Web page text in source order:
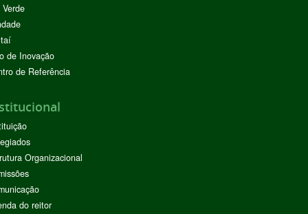
de Inovação
de Referência
Organizacional
do reitor